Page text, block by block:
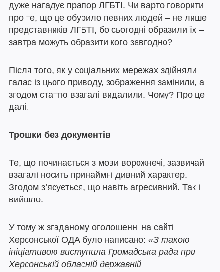
дуже нагадує прапор ЛГБТІ. Чи варто говорити
про те, що це обурило певних людей – не лише
представників ЛГБТІ, бо сьогодні образили їх –
завтра можуть образити кого завгодно?
Після того, як у соціальних мережах здійняли
галас із цього приводу, зображення замінили, а
згодом статтю взагалі видалили. Чому? Про це
далі.
Трошки без документів
Те, що починається з мови ворожнечі, зазвичай
взагалі носить принаймні дивний характер.
Згодом з’ясується, що навіть агресивний. Так і
вийшло.
У тому ж згаданому оголошенні на сайті
Херсонської ОДА було написано: «З такою
ініціативою виступила Громадська рада при
Херсонській обласній державній